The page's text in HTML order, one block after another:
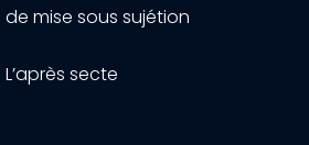
de mise sous sujétion
L’après secte